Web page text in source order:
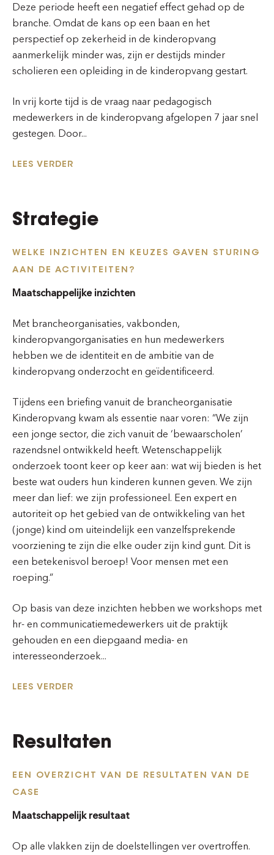
Deze periode heeft een negatief effect gehad op de
branche. Omdat de kans op een baan en het
perspectief op zekerheid in de kinderopvang
aanmerkelijk minder was, zijn er destijds minder
scholieren een opleiding in de kinderopvang gestart.
In vrij korte tijd is de vraag naar pedagogisch
medewerkers in de kinderopvang afgelopen 7 jaar snel
gestegen. Door...
LEES VERDER
Strategie
WELKE INZICHTEN EN KEUZES GAVEN STURING
AAN DE ACTIVITEITEN?
Maatschappelijke inzichten
Met brancheorganisaties, vakbonden,
kinderopvangorganisaties en hun medewerkers
hebben we de identiteit en de ambitie van de
kinderopvang onderzocht en geïdentificeerd.
Tijdens een briefing vanuit de brancheorganisatie
Kinderopvang kwam als essentie naar voren: “We zijn
een jonge sector, die zich vanuit de ‘bewaarscholen’
razendsnel ontwikkeld heeft. Wetenschappelijk
onderzoek toont keer op keer aan: wat wij bieden is het
beste wat ouders hun kinderen kunnen geven. We zijn
meer dan lief: we zijn professioneel. Een expert en
autoriteit op het gebied van de ontwikkeling van het
(jonge) kind om uiteindelijk een vanzelfsprekende
voorziening te zijn die elke ouder zijn kind gunt. Dit is
een betekenisvol beroep! Voor mensen met een
roeping.”
Op basis van deze inzichten hebben we workshops met
hr- en communicatiemedewerkers uit de praktijk
gehouden en een diepgaand media- en
interesseonderzoek...
LEES VERDER
Resultaten
EEN OVERZICHT VAN DE RESULTATEN VAN DE
CASE
Maatschappelijk resultaat
Op alle vlakken zijn de doelstellingen ver overtroffen.